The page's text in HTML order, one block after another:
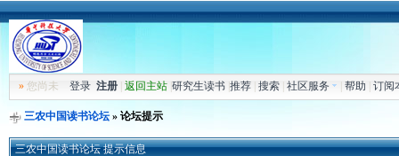
»您尚未 登录 注册| 返回主站| 研究生读书| 推荐| 搜索| 社区服务 帮助 订阅
三农中国读书论坛» 论坛提示
三农中国读书论坛 提示信息